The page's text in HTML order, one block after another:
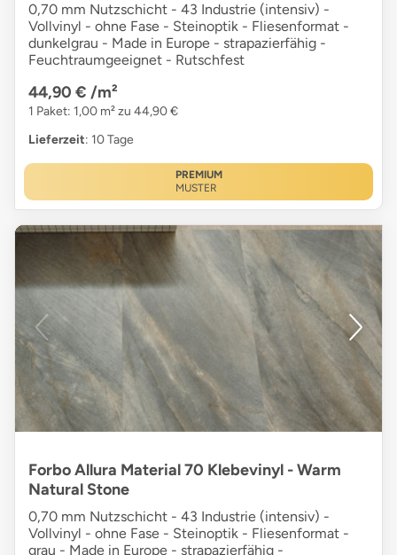
0,70 mm Nutzschicht - 43 Industrie (intensiv) -
Vollvinyl - ohne Fase - Steinoptik - Fliesenformat -
dunkelgrau - Made in Europe - strapazierfähig -
Feuchtraumgeeignet - Rutschfest
44,90 € /m²
1 Paket: 1,00 m² zu 44,90 €
Lieferzeit: 10 Tage
PREMIUM
MUSTER
Forbo Allura Material 70 Klebevinyl - Warm
Natural Stone
0,70 mm Nutzschicht - 43 Industrie (intensiv) -
Vollvinyl - ohne Fase - Steinoptik - Fliesenformat -
grau - Made in Europe - strapazierfähig -